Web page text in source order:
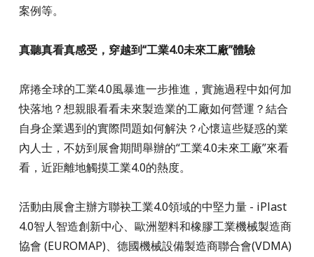
案例等。
真聽真看真感受，穿越到“工業4.0未來工廠”體驗
席捲全球的工業4.0風暴進一步推進，實施過程中如何加
快落地？想親眼看看未來製造業的工廠如何營運？結合
自身企業遇到的實際問題如何解決？心懷這些疑惑的業
內人士，不妨到展會期間舉辦的“工業4.0未來工廠”來看
看，近距離地觸摸工業4.0的熱度。
活動由展會主辦方聯袂工業4.0領域的中堅力量 - iPlast
4.0智人智造創新中心、歐洲塑料和橡膠工業機械製造商
協會 (EUROMAP)、德國機械設備製造商聯合會(VDMA)